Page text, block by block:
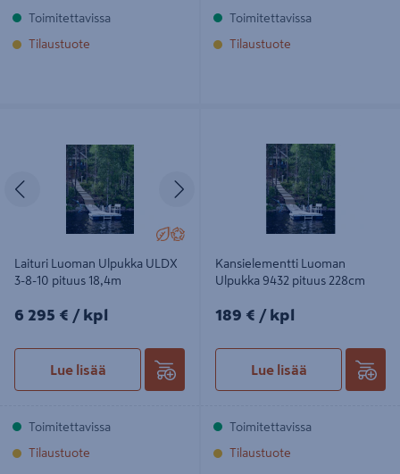
Toimitettavissa
Tilaustuote
Toimitettavissa
Tilaustuote
Edellinen
Laituri Luoman Ulpukka ULDX
3-8-10 pituus 18,4m
6295€/kpl
6 295 € / kpl
Lue lisää
Toimitettavissa
Tilaustuote
Kansielementti Luoman
Ulpukka 9432 pituus 228cm
189€/kpl
189 € / kpl
Lue lisää
Toimitettavissa
Tilaustuote